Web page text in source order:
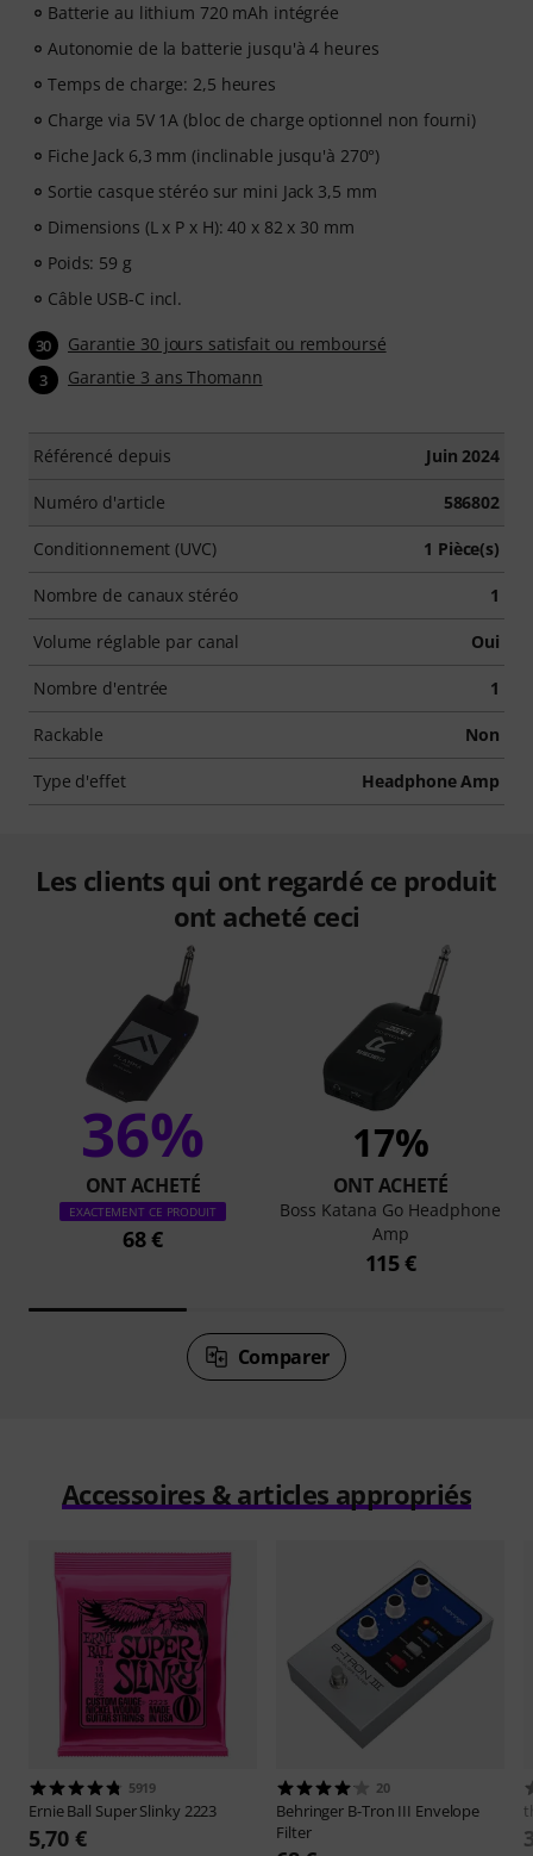
Batterie au lithium 720 mAh intégrée
Autonomie de la batterie jusqu'à 4 heures
Temps de charge: 2,5 heures
Charge via 5V 1A (bloc de charge optionnel non fourni)
Fiche Jack 6,3 mm (inclinable jusqu'à 270°)
Sortie casque stéréo sur mini Jack 3,5 mm
Dimensions (L x P x H): 40 x 82 x 30 mm
Poids: 59 g
Câble USB-C incl.
30 Garantie 30 jours satisfait ou remboursé
3 Garantie 3 ans Thomann
Référencé depuis Juin 2024
Numéro d'article 586802
Conditionnement (UVC) 1 Pièce(s)
Nombre de canaux stéréo 1
Volume réglable par canal Oui
Nombre d'entrée 1
Rackable Non
Type d'effet Headphone Amp
Les clients qui ont regardé ce produit
ont acheté ceci
36%
ONT ACHETÉ
EXACTEMENT CE PRODUIT
68 €
17%
ONT ACHETÉ
Boss Katana Go Headphone
Amp
115 €
Comparer
Accessoires & articles appropriés
5919
Ernie Ball Super Slinky 2223
5,70 €
20
Behringer B-Tron III Envelope
Filter